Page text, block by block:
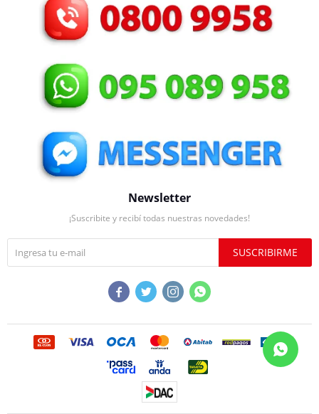
Newsletter
¡Suscribite y recibí todas nuestras novedades!
SUSCRIBIRME
   